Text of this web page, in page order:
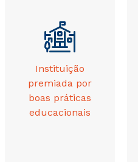
Instituição
premiada por
boas práticas
educacionais